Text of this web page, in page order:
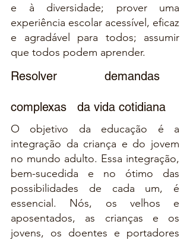
e à diversidade; prover uma
experiência escolar acessível, eficaz
e agradável para todos; assumir
que todos podem aprender.
Resolver   demandas
complexas   da vida cotidiana
O objetivo da educação é a
integração da criança e do jovem
no mundo adulto. Essa integração,
bem-sucedida e no ótimo das
possibilidades de cada um, é
essencial. Nós, os velhos e
aposentados, as crianças e os
jovens, os doentes e portadores